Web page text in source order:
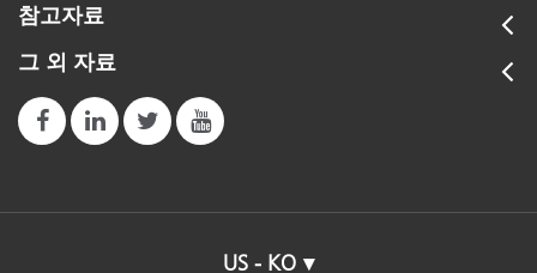
참고자료
그 외 자료
US - KO